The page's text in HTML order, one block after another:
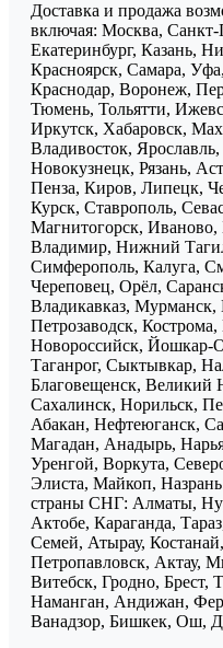
Доставка и продажа
включая: Москва, Санкт-
Екатеринбург, Казань,
Красноярск, Самара,
Краснодар, Воронеж,
Тюмень, Тольятти,
Иркутск, Хабаровск,
Владивосток,
Новокузнецк, Рязань,
Пенза, Киров, Липецк,
Курск, Ставрополь,
Магнитогорск, Иваново,
Владимир, Нижний
Симферополь, Калуга,
Череповец, Орёл,
Владикавказ, Мурманск,
Петрозаводск,
Новороссийск, Йошкар-
Таганрог, Сыктывкар,
Благовещенск,
Сахалинск, Норильск,
Абакан, Нефтеюганск,
Магадан, Анадырь,
Уренгой, Воркута,
Элиста, Майкоп,
страны СНГ: Алматы,
Актобе, Караганда,
Семей, Атырау,
Петропавловск, Актау,
Витебск, Гродно, Брест,
Наманган, Андижан,
Ванадзор, Бишкек, Ош,